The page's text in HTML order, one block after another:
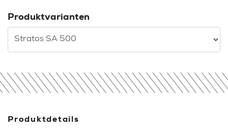
Produktvarianten
Produktdetails